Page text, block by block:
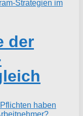
der